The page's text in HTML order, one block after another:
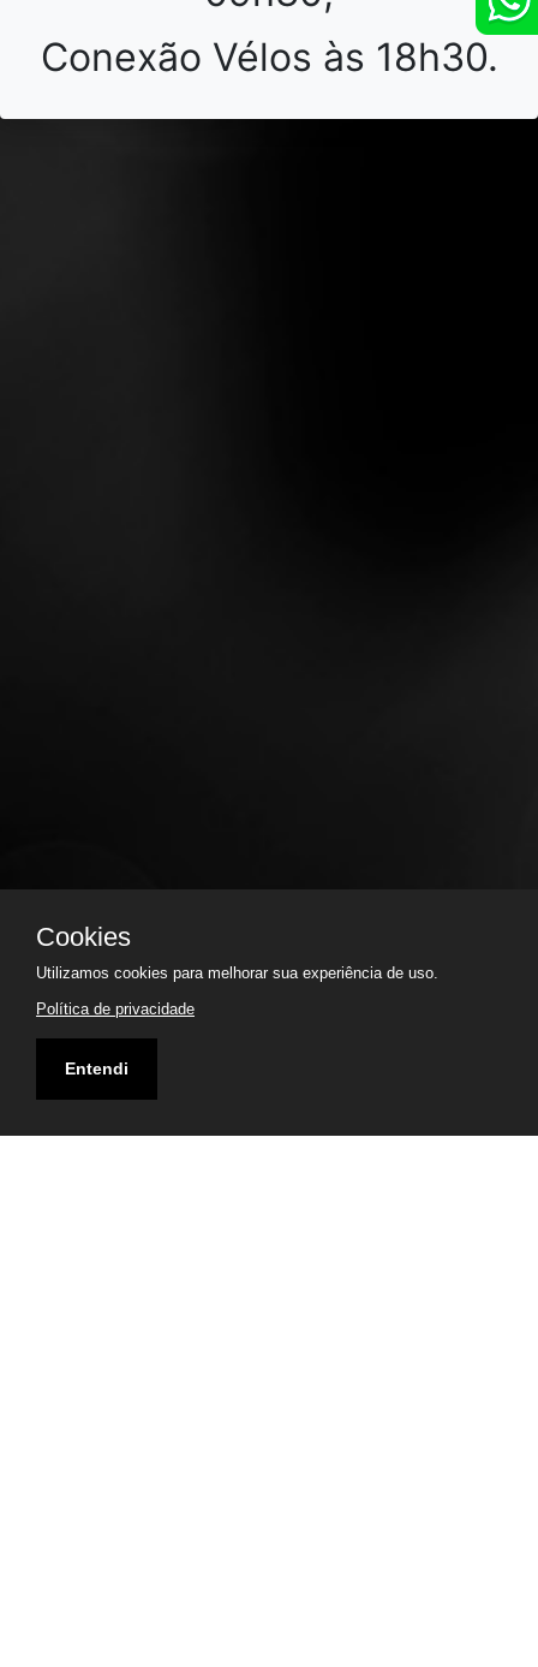
Conexão Vélos às 18h30.
Cookies
Utilizamos cookies para melhorar sua experiência de uso.
Política de privacidade
Entendi